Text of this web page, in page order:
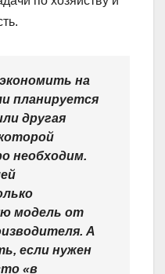
на
планируется
другая
необходим.
модель от
А
если нужен
«в